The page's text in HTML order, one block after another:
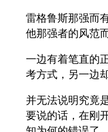
雷格鲁斯那强而
他那强者的风范而
一边有着笔直的
考方式，另一边
并无法说明究竟
要说的话，在刚